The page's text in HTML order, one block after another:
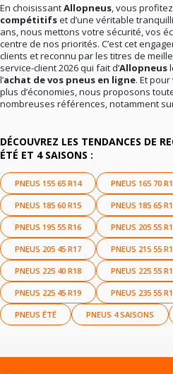
En choisissantAllopneus, vous
compétitifset d’une véritable
ans, nous mettons votre sécurité, vos
centre de nos priorités. C’est cet
clients et reconnu par les titres de
service-client 2026 qui fait d’Allopneus
l’achat de vos pneus en ligne. Et
plus d’économies, nous proposons
nombreuses références, notamment
DÉCOUVREZ LES TENDANCES DE
ÉTÉ ET 4 SAISONS :
PNEUS 155 65 R14 PNEUS 165 70
PNEUS 185 60 R15 PNEUS 185 65
PNEUS 195 55 R16 PNEUS 205 55
PNEUS 205 45 R17 PNEUS 215 55
PNEUS 225 40 R18 PNEUS 225 55
PNEUS 225 45 R19 PNEUS 235 55
PNEUS ÉTÉ PNEUS 4 SAISONS